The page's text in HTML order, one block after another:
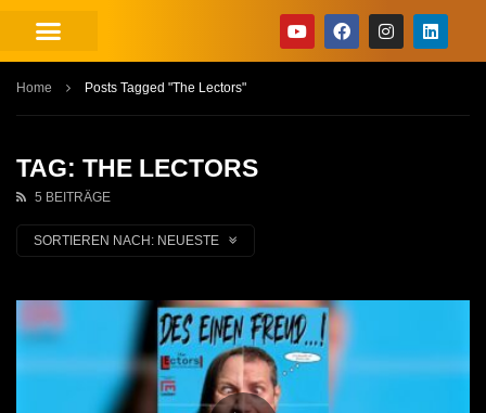
Home Posts Tagged "The Lectors"
TAG: THE LECTORS
5 BEITRÄGE
SORTIEREN NACH: NEUESTE